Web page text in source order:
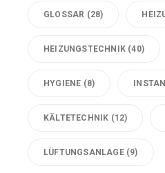
GLOSSAR (28)
HEIZUNGSTECHNIK (40)
HYGIENE (8)
KÄLTETECHNIK (12)
LÜFTUNGSANLAGE(9)